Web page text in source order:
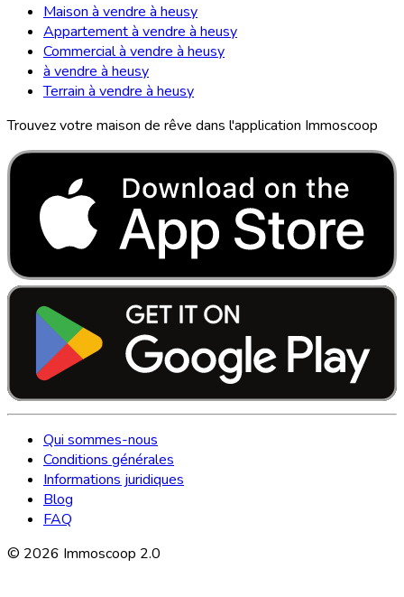
Maison à vendre à heusy
Appartement à vendre à heusy
Commercial à vendre à heusy
à vendre à heusy
Terrain à vendre à heusy
Trouvez votre maison de rêve dans l'application Immoscoop
Qui sommes-nous
Conditions générales
Informations juridiques
Blog
FAQ
© 2026 Immoscoop 2.0